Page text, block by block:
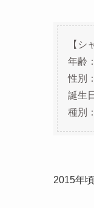
【シ
年齢
性別
誕生
種別
2015年